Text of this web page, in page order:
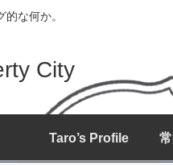
的な何か。
City
Taro’s Profile